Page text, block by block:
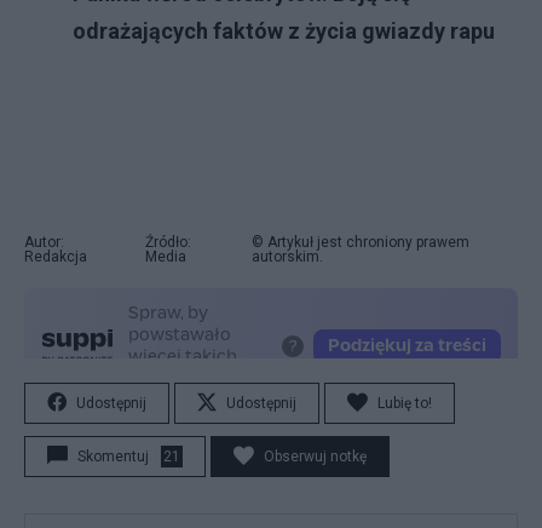
odrażających faktów z życia gwiazdy rapu
Autor:
Redakcja
Źródło:
Media
© Artykuł jest chroniony prawem
autorskim.
Udostępnij Udostępnij Lubię to!
Skomentuj 21 Obserwuj notkę